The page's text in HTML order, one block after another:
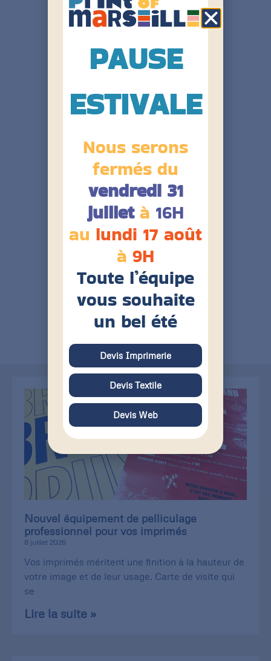
BUFF Tour de cou Original EcoStretch
BUFF Tour de cou Polar
Nouvel équipement de pelliculage
professionnel pour vos imprimés
8 juillet 2026
Vos imprimés méritent une finition à la hauteur de
votre image et de leur usage. Carte de visite qui
se
Lire la suite »
PAUSE
ESTIVALE
Nous serons
fermés du
vendredi 31
juilletà 16H
au lundi 17 août
à 9H
Toute l’équipe
vous souhaite
un bel été
Devis Imprimerie
Devis Textile
Devis Web